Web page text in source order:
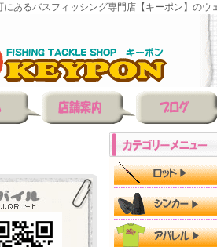
にあるバスフィッシング専門店【キーポン】のウ